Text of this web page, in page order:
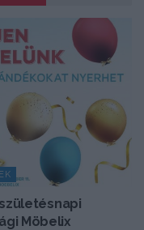
Möbelix